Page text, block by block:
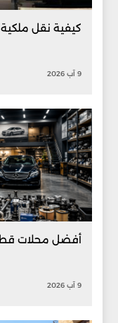
كيفية نقل
9 آب 2026
أفضل محلات قطع
9 آب 2026